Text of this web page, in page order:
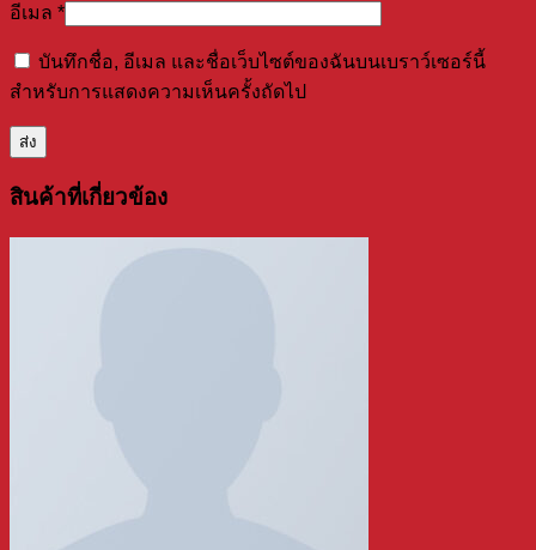
อีเมล *
บันทึกชื่อ, อีเมล และชื่อเว็บไซต์ของฉันบนเบราว์เซอร์นี้
สำหรับการแสดงความเห็นครั้งถัดไป
สินค้าที่เกี่ยวข้อง